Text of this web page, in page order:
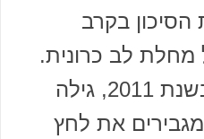
בקרב
לב כרונית.
מחקר נוסף שנעשה בשנת 2011, גילה
את לחץ